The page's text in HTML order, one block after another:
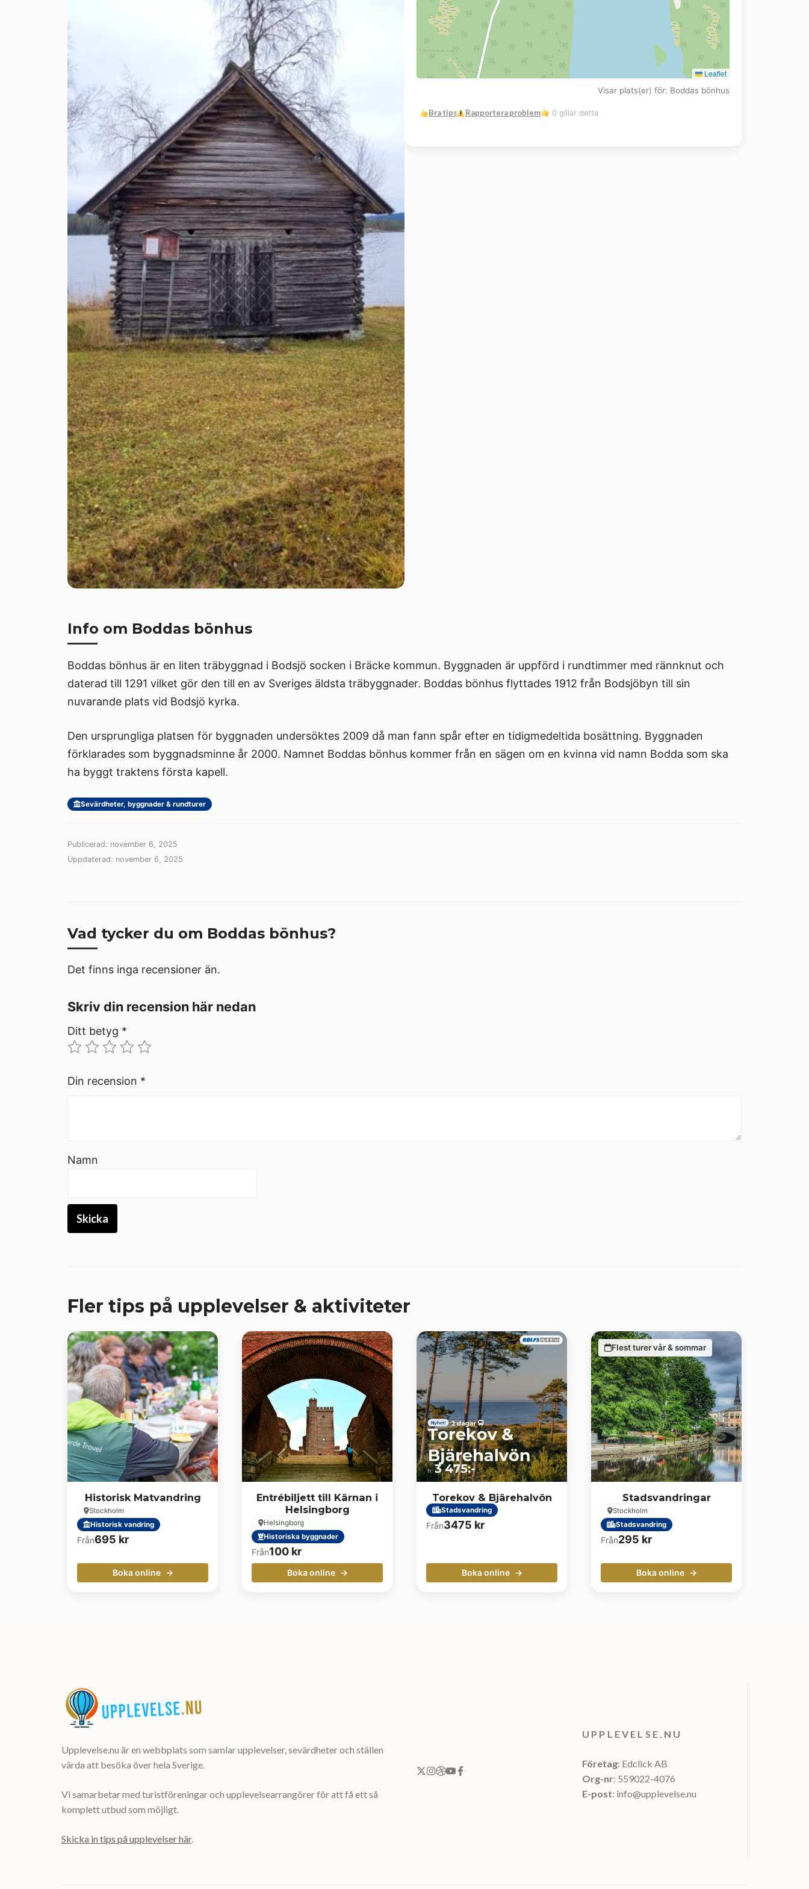
Leaflet
Visar plats(er) för: Boddas bönhus
Bra tips Rapportera problem 0 gillar detta
Info om Boddas bönhus
Boddas bönhus är en liten träbyggnad i Bodsjö socken i Bräcke kommun. Byggnaden är uppförd i rundtimmer med rännknut och
daterad till 1291 vilket gör den till en av Sveriges äldsta träbyggnader. Boddas bönhus flyttades 1912 från Bodsjöbyn till sin
nuvarande plats vid Bodsjö kyrka.
Den ursprungliga platsen för byggnaden undersöktes 2009 då man fann spår efter en tidigmedeltida bosättning. Byggnaden
förklarades som byggnadsminne år 2000. Namnet Boddas bönhus kommer från en sägen om en kvinna vid namn Bodda som ska
ha byggt traktens första kapell.
Sevärdheter, byggnader & rundturer
Publicerad: november 6, 2025
Uppdaterad: november 6, 2025
Vad tycker du om Boddas bönhus?
Det finns inga recensioner än.
Skriv din recension här nedan
Ditt betyg *
Din recension *
Namn
Fler tips på upplevelser & aktiviteter
Historisk Matvandring
Stockholm
Historisk vandring
Från695 kr
Boka online
Entrébiljett till Kärnan i
Helsingborg
Helsingborg
Historiska byggnader
Från100 kr
Boka online
Torekov & Bjärehalvön
Stadsvandring
Från3475 kr
Boka online
Flest turer vår & sommar
Stadsvandringar
Stockholm
Stadsvandring
Från295 kr
Boka online
Upplevelse.nu är en webbplats som samlar upplevelser, sevärdheter och ställen
värda att besöka över hela Sverige.
Vi samarbetar med turistföreningar och upplevelsearrangörer för att få ett så
komplett utbud som möjligt.
Skicka in tips på upplevelser här.
UPPLEVELSE.NU
Företag: Edclick AB
Org-nr: 559022-4076
E-post: info@upplevelse.nu